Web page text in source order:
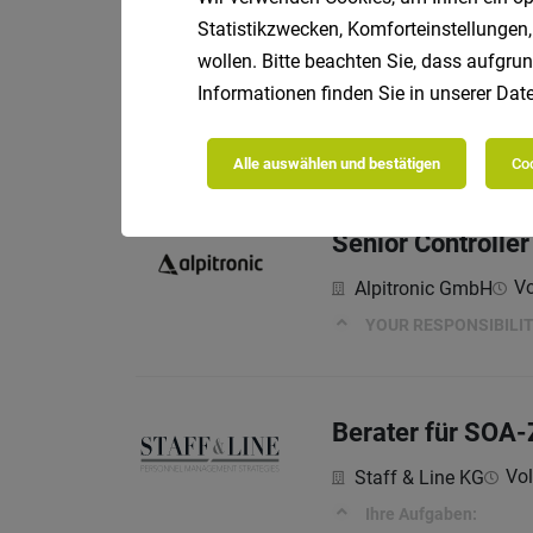
SAP MM/SD
Alpitronic GmbH
YOUR
Senior
Alpitronic GmbH
YOUR
Berater für
Staff & Line KG
Ihre Aufgaben:
Statistikzwecken,
wollen. Bitte beachten Sie, dass
Informationen finden Sie in unserer
Alle auswählen und bestätigen